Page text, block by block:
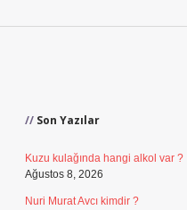
Son Yazılar
Kuzu kulağında hangi alkol var ?
Ağustos 8, 2026
Nuri Murat Avcı kimdir ?